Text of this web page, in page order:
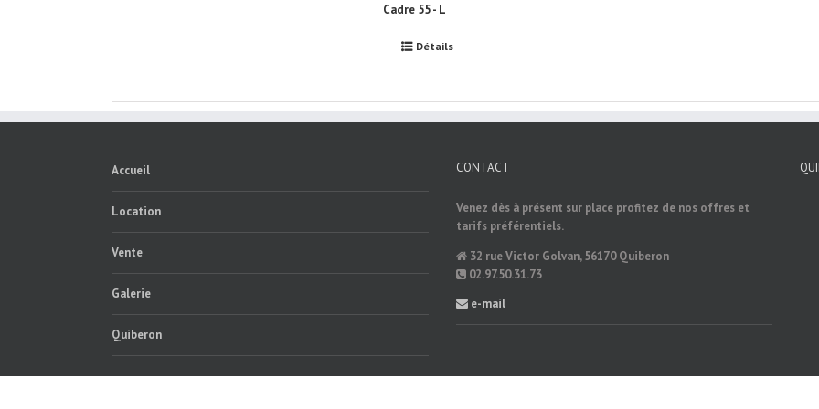
Cadre 55 - L
Détails
Accueil
Location
Vente
Galerie
Quiberon
CONTACT
Venez dès à présent sur place profitez de nos offres et
tarifs préférentiels.
32 rue Victor Golvan, 56170 Quiberon
02.97.50.31.73
e-mail